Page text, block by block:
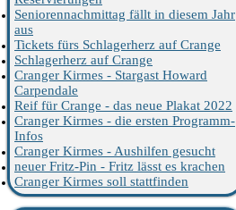
Seniorennachmittag fällt in diesem Jahr
aus
Tickets fürs Schlagerherz auf Crange
Schlagerherz auf Crange
Cranger Kirmes - Stargast Howard
Carpendale
Reif für Crange - das neue Plakat 2022
Cranger Kirmes - die ersten Programm-
Infos
Cranger Kirmes - Aushilfen gesucht
neuer Fritz-Pin - Fritz lässt es krachen
Cranger Kirmes soll stattfinden